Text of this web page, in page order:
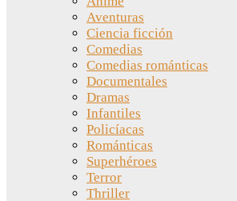
Aventuras
Ciencia ficción
Comedias
Comedias románticas
Documentales
Dramas
Infantiles
Policíacas
Románticas
Superhéroes
Terror
Thriller